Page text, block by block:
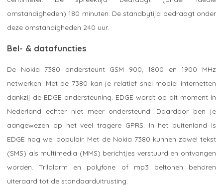
omstandigheden) 180 minuten. De standbytijd bedraagt onder
deze omstandigheden 240 uur.
Bel- & datafuncties
De Nokia 7380 ondersteunt GSM 900, 1800 en 1900 MHz
netwerken. Met de 7380 kan je relatief snel mobiel internetten
dankzij de EDGE ondersteuning. EDGE wordt op dit moment in
Nederland echter niet meer ondersteund. Daardoor ben je
aangewezen op het veel tragere GPRS. In het buitenland is
EDGE nog wel populair. Met de Nokia 7380 kunnen zowel tekst
(SMS) als multimedia (MMS) berichtjes verstuurd en ontvangen
worden. Trilalarm en polyfone of mp3 beltonen behoren
uiteraard tot de standaarduitrusting.